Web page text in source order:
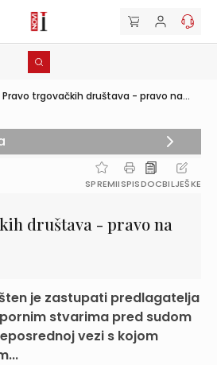
Pravo trgovačkih društava - pravo na...
SPREMIISPISDOCBILJEŠKE
društava - pravo na
je zastupati predlagatelja
stvarima pred sudom
vezi s kojom